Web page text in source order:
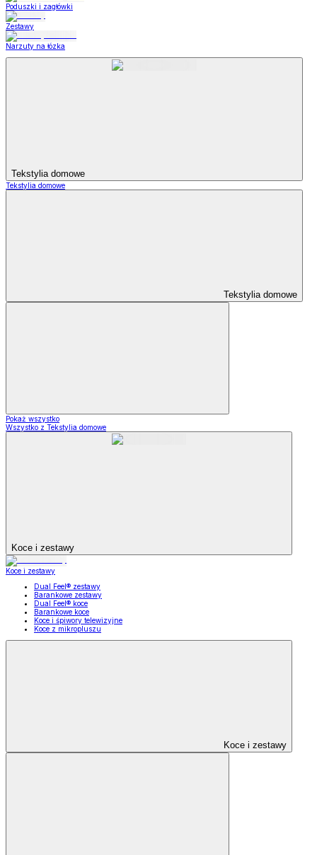
Poduszki i zagłówki
Zestawy
Narzuty na łózka
Tekstylia domowe
Tekstylia domowe
Tekstylia domowe
Pokaż wszystko
Wszystko z Tekstylia domowe
Koce i zestawy
Koce i zestawy
Dual Feel® zestawy
Barankowe zestawy
Dual Feel® koce
Barankowe koce
Koce i śpiwory telewizyjne
Koce z mikropluszu
Koce i zestawy